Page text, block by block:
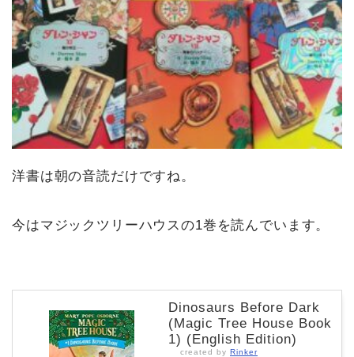
洋書は朝の音読だけですね。
今はマジックツリーハウスの1巻を読んでいます。
Dinosaurs Before Dark
(Magic Tree House Book
1) (English Edition)
created by Rinker